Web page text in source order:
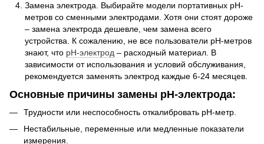
Замена электрода. Выбирайте модели портативных рН-
метров со сменными электродами. Хотя они стоят дороже
– замена электрода дешевле, чем замена всего
устройства. К сожалению, не все пользователи рН-метров
знают, что рН-электрод – расходный материал. В
зависимости от использования и условий обслуживания,
рекомендуется заменять электрод каждые 6-24 месяцев.
Основные причины замены рН-электрода:
Трудности или неспособность откалибровать рН-метр.
Нестабильные, переменные или медленные показатели
измерения.